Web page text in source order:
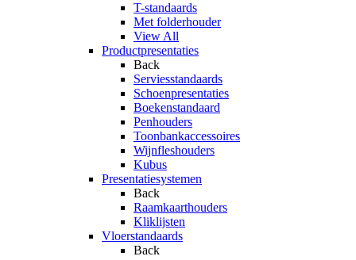
T-standaards
Met folderhouder
View All
Productpresentaties
Back
Serviesstandaards
Schoenpresentaties
Boekenstandaard
Penhouders
Toonbankaccessoires
Wijnfleshouders
Kubus
Presentatiesystemen
Back
Raamkaarthouders
Kliklijsten
Vloerstandaards
Back